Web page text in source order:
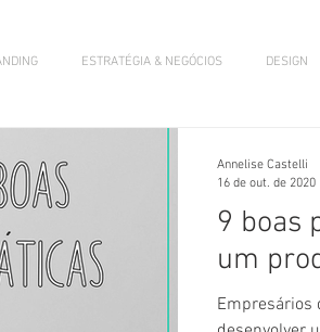
ESTRATÉGIA & NEGÓCIOS DESIGN
9 boas
um
Empresários
Annelise Castelli
16 de out. de 2020